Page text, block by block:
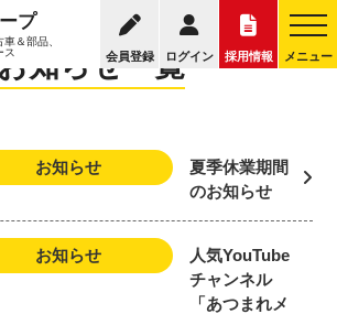
プ
＆部品、
ス
会員登録 ログイン 採用情報 メニュー
お知らせ一覧
お知らせ
夏季休業期間
のお知らせ
お知らせ
人気YouTube
チャンネル
「あつまれメ